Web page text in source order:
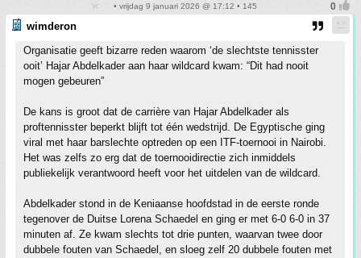
• vrijdag 9 januari 2026 @ 17:12 • 145
wimderon
Organisatie geeft bizarre reden waarom ‘de slechtste tennisster
ooit’ Hajar Abdelkader aan haar wildcard kwam: “Dit had nooit
mogen gebeuren”
De kans is groot dat de carrière van Hajar Abdelkader als
proftennisster beperkt blijft tot één wedstrijd. De Egyptische ging
viral met haar barslechte optreden op een ITF-toernooi in Nairobi.
Het was zelfs zo erg dat de toernooidirectie zich inmiddels
publiekelijk verantwoord heeft voor het uitdelen van de wildcard.
Abdelkader stond in de Keniaanse hoofdstad in de eerste ronde
tegenover de Duitse Lorena Schaedel en ging er met 6-0 6-0 in 37
minuten af. Ze kwam slechts tot drie punten, waarvan twee door
dubbele fouten van Schaedel, en sloeg zelf 20 dubbele fouten met